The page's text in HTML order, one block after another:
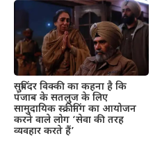
सुबिंदर विक्की का कहना है कि
पंजाब के सतलुज के लिए
सामुदायिक स्क्रीनिंग का आयोजन
करने वाले लोग ‘सेवा की तरह
व्यवहार करते हैं’